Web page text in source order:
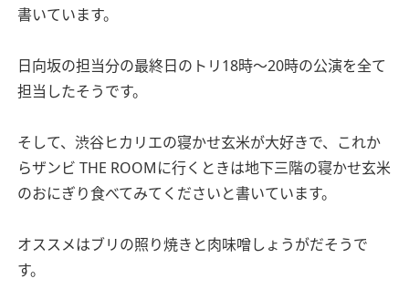
書いています。
日向坂の担当分の最終日のトリ18時〜20時の公演を全て
担当したそうです。
そして、渋谷ヒカリエの寝かせ玄米が大好きで、これか
らザンビ THE ROOMに行くときは地下三階の寝かせ玄米
のおにぎり食べてみてくださいと書いています。
オススメはブリの照り焼きと肉味噌しょうがだそうで
す。